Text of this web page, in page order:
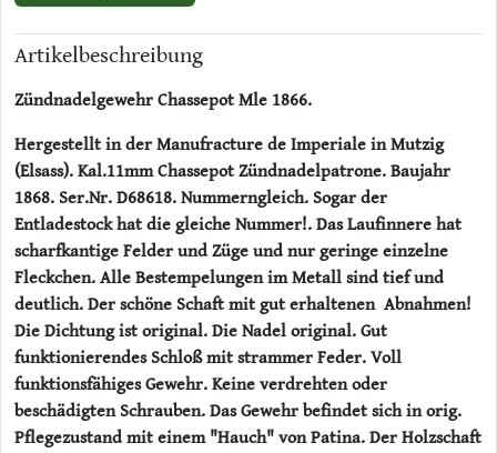
Artikelbeschreibung
Zündnadelgewehr Chassepot Mle 1866.
Hergestellt in der Manufracture de Imperiale in Mutzig
(Elsass). Kal.11mm Chassepot Zündnadelpatrone. Baujahr
1868. Ser.Nr. D68618. Nummerngleich. Sogar der
Entladestock hat die gleiche Nummer!. Das Laufinnere hat
scharfkantige Felder und Züge und nur geringe einzelne
Fleckchen. Alle Bestempelungen im Metall sind tief und
deutlich. Der schöne Schaft mit gut erhaltenen Abnahmen!
Die Dichtung ist original. Die Nadel original. Gut
funktionierendes Schloß mit strammer Feder. Voll
funktionsfähiges Gewehr. Keine verdrehten oder
beschädigten Schrauben. Das Gewehr befindet sich in orig.
Pflegezustand mit einem "Hauch" von Patina. Der Holzschaft